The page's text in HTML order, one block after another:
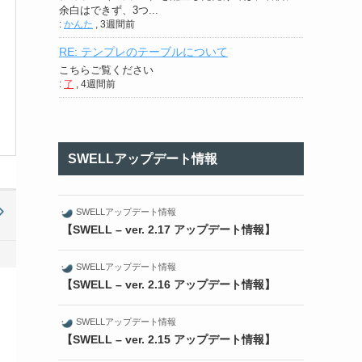
余白はできず、3つ...
: かんた 3週間前
RE: テンプレのテーブルについて
こちらご覧ください
: 了 4週間前
SWELLアップデート情報
SWELLアップデート情報
【SWELL – ver. 2.17 アップデート情報】
SWELLアップデート情報
【SWELL – ver. 2.16 アップデート情報】
SWELLアップデート情報
【SWELL – ver. 2.15 アップデート情報】